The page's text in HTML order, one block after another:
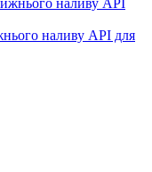
наливу API для